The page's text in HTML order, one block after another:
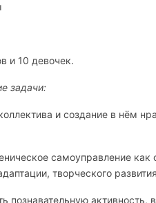
и 10 девочек.
задачи:
и создание в нём
самоуправление как
творческого
познавательную